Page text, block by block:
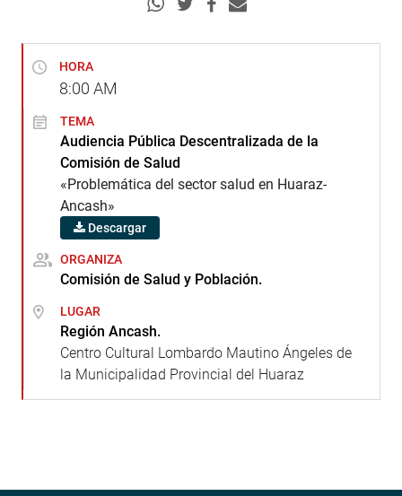
HORA
8:00 AM
TEMA
Audiencia Pública Descentralizada de la
Comisión de Salud
«Problemática del sector salud en Huaraz-
Ancash»
Descargar
ORGANIZA
Comisión de Salud y Población.
LUGAR
Región Ancash.
Centro Cultural Lombardo Mautino Ángeles de
la Municipalidad Provincial del Huaraz